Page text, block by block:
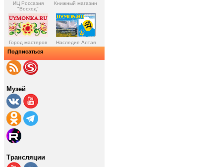
ИЦ Россазия
"Восход"
Книжный магазин
Город мастеров Наследие Алтая
Подписаться
Музей
Трансляции